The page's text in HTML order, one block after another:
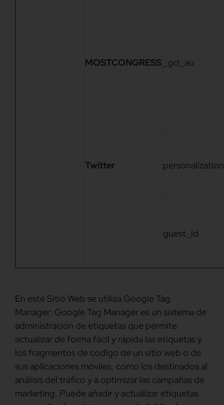
MOSTCONGRESS _gcl_au
Twitter
guest_id
En este Sitio Web se utiliza Google Tag
Manager: Google Tag Manager es un sistema de
administración de etiquetas que permite
actualizar de forma fácil y rápida las etiquetas y
los fragmentos de código de un sitio web o de
sus aplicaciones móviles, como los destinados al
análisis del tráfico y a optimizar las campañas de
marketing. Puede añadir y actualizar etiquetas